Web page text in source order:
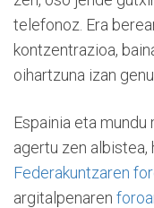
telefonoz. Era
kontzentrazioa,
oihartzuna izan
Espainia eta
agertu zen albistea,
Federakuntzaren
argitalpenaren